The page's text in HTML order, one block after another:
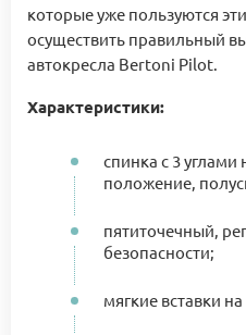
которые уже пользуются
осуществить правильный
автокресла Bertoni Pilot.
Характеристики:
спинка с 3 углами
положение,
пятиточечный,
безопасности;
мягкие вставки